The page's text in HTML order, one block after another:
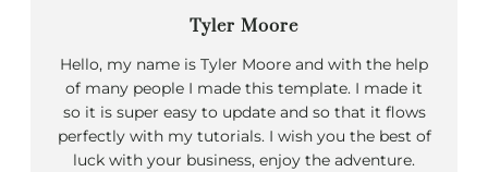
Tyler Moore
Hello, my name is Tyler Moore and with the help
of many people I made this template. I made it
so it is super easy to update and so that it flows
perfectly with my tutorials. I wish you the best of
luck with your business, enjoy the adventure.